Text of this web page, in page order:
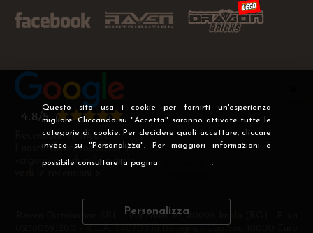
Questo sito usa i cookie per fornirti un'esperienza
migliore. Cliccando su "Accetta" saranno attivate tutte le
categorie di cookie. Per decidere quali accettare, cliccare
invece su "Personalizza". Per maggiori informazioni è
possibile consultare la pagina .
Personalizza
Recensioni Verificate
I nostri clienti soddisfatti
valgono più di mille parole
Raven Distribution SRL - Via Fanin 30, 40026 Imola (BO) - P.Iva